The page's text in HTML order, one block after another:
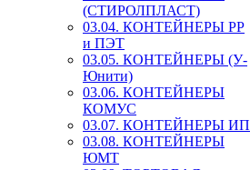
(СТИРОЛПЛАСТ)
03.04. КОНТЕЙНЕРЫ РР
и ПЭТ
03.05. КОНТЕЙНЕРЫ (У-
Юнити)
03.06. КОНТЕЙНЕРЫ
КОМУС
03.07. КОНТЕЙНЕРЫ ИП
03.08. КОНТЕЙНЕРЫ
ЮМТ